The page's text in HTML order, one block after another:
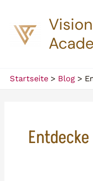
springen
Startseite Blog